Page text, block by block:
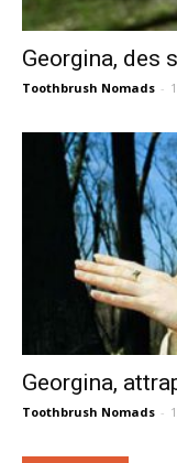
Georgina, des
Toothbrush Nomads -
Georgina,
Toothbrush Nomads -